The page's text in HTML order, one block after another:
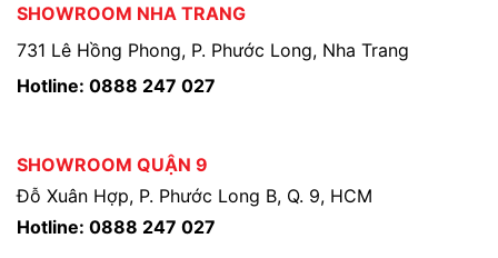
SHOWROOM NHA TRANG
731 Lê Hồng Phong, P. Phước Long, Nha Trang
Hotline: 0888 247 027
SHOWROOM QUẬN 9
Đỗ Xuân Hợp, P. Phước Long B, Q. 9, HCM
Hotline: 0888 247 027